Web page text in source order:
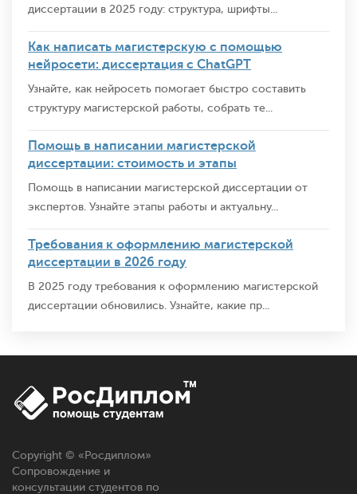
диссертации в 2025 году: структура, шрифты...
Как написать магистерскую с помощью
нейросети: диссертация с ChatGPT
Узнайте, как нейросеть помогает быстро составить
структуру магистерской работы, собрать те...
Помощь в написании магистерской
диссертации: стоимость и этапы
Помощь в написании магистерской диссертации от
экспертов. Узнайте этапы работы и актуальну...
Требования к оформлению магистерской
диссертации в 2026 году
В 2025 году требования к оформлению магистерской
диссертации обновились. Узнайте, какие пр...
Copyright © « Росдиплом»
Сопровождение и
консультации студентов по